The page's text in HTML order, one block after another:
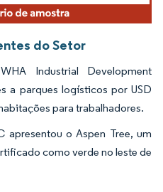
do Setor
Industrial Development
a parques logísticos por USD
para trabalhadores.
apresentou o Aspen Tree, um
como verde no leste de